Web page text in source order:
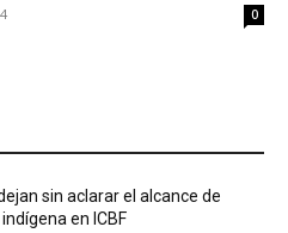
0
sin aclarar el alcance de
en ICBF